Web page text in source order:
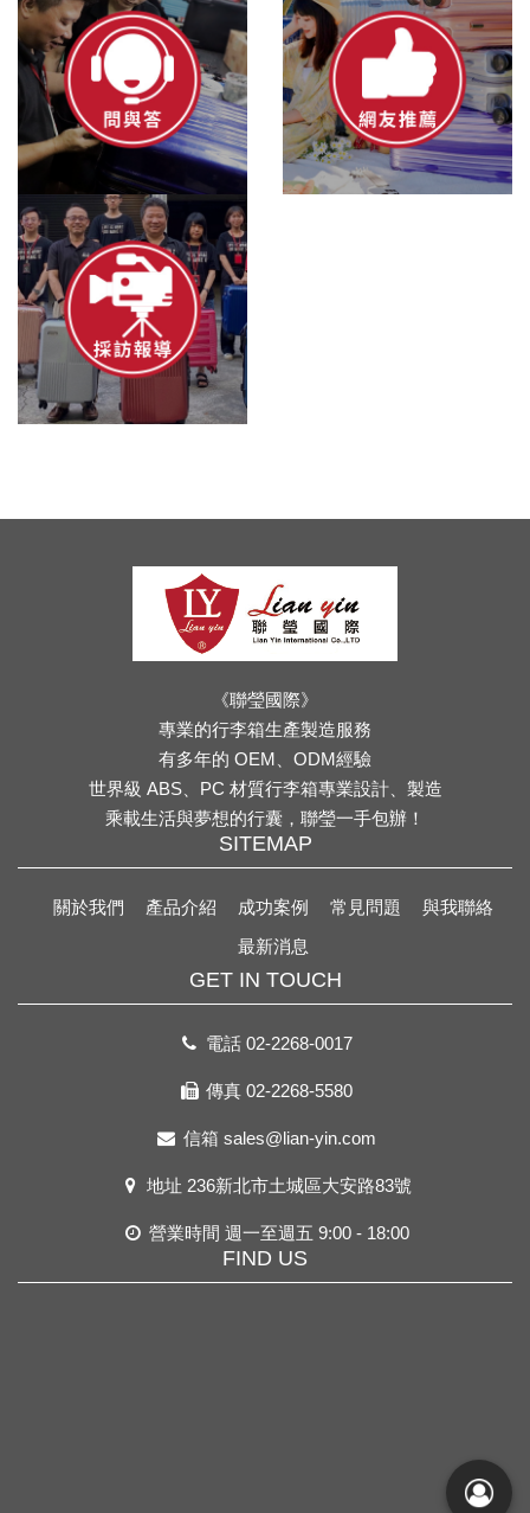
《聯瑩國際》
專業的行李箱生產製造服務
有多年的 OEM、ODM經驗
世界級 ABS、PC 材質行李箱專業設計、製造
乘載生活與夢想的行囊，聯瑩一手包辦！
SITEMAP
關於我們 產品介紹 成功案例 常見問題
與我聯絡
最新消息
GET IN TOUCH
電話 02-2268-0017
傳真 02-2268-5580
信箱 sales@lian-yin.com
地址 236新北市土城區大安路83號
營業時間 週一至週五 9:00 - 18:00
FIND US